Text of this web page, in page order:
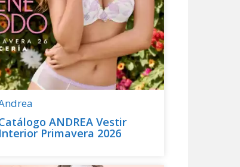
ANDREA Vestir
Interior Primavera 2026